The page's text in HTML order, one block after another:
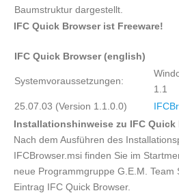
Baumstruktur dargestellt.
IFC Quick Browser ist Freeware!
IFC Quick Browser (english)
Systemvoraussetzungen:
1.1
25.07.03 (Version 1.1.0.0)
Installationshinweise zu IFC Quick
Nach dem Ausführen des
IFCBrowser.msi finden Sie im
neue Programmgruppe G.E.M. Team
Eintrag IFC Quick Browser.